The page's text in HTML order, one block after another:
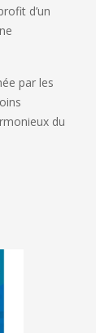
d’un
par les
du